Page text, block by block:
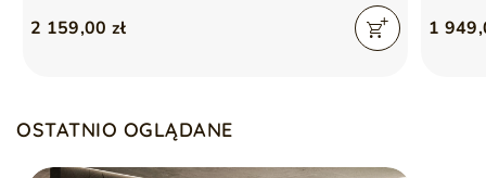
2 159,00 zł 1
OSTATNIO OGLĄDANE